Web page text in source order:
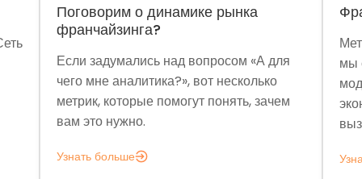
Поговорим о динамике рынка
франчайзинга?
Если задумались над вопросом «А для
чего мне аналитика?», вот несколько
метрик, которые помогут понять, зачем
вам это нужно.
Узнать больше
мы